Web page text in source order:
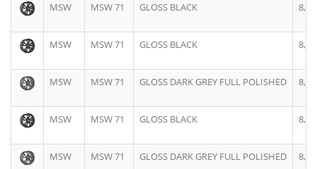
MSW MSW 71 GLOSS BLACK 8,0J
MSW MSW 71 GLOSS BLACK 8,0J
MSW MSW 71 GLOSS DARK GREY FULL POLISHED 8,0J
MSW MSW 71 GLOSS BLACK 8,0J
MSW MSW 71 GLOSS DARK GREY FULL POLISHED 8,0J